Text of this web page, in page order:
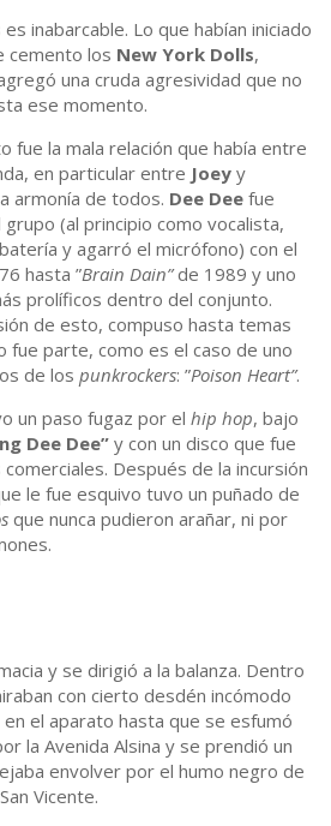
es inabarcable. Lo que habían iniciado
cemento los New York Dolls,
una cruda agresividad que no
ese momento.
fue la mala relación que había entre
en particular entre Joey y
armonía de todos. Dee Dee fue
(al principio como vocalista,
y agarró el micrófono) con el
hasta ”Brain Dain”de 1989 y uno
prolíficos dentro del conjunto.
de esto, compuso hasta temas
fue parte, como es el caso de uno
de los punkrockers: ”Poison Heart”.
un paso fugaz por el hip hop, bajo
Dee Dee” y con un disco que fue
Después de la incursión
le fue esquivo tuvo un puñado de
que nunca pudieron arañar, ni por
y se dirigió a la balanza. Dentro
con cierto desdén incómodo
el aparato hasta que se esfumó
la Avenida Alsina y se prendió un
envolver por el humo negro de
Vicente.